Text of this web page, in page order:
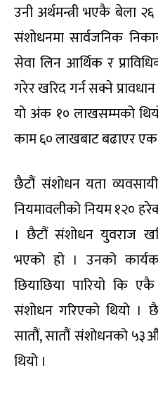
उनी अर्थमन्त्री भएकै बेला
संशोधनमा सार्वजनिक
सेवा लिन आर्थिक र
गरेर खरिद गर्न सक्ने
यो अंक १० लाखसम्मको
काम ६० लाखबाट बढाएर एक
छैटौं संशोधन यता
नियमावलीको नियम १२०
। छैटौं संशोधन युवराज
भएको हो । उनको
छियाछिया पारियो कि
संशोधन गरिएको थियो ।
सातौं, सातौं संशोधनको
थियो ।